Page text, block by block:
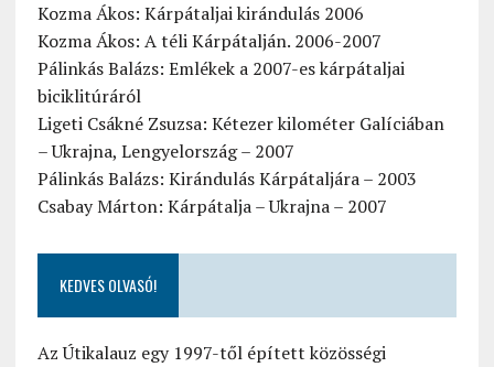
Kozma Ákos: Kárpátaljai kirándulás 2006
Kozma Ákos: A téli Kárpátalján. 2006-2007
Pálinkás Balázs: Emlékek a 2007-es kárpátaljai
biciklitúráról
Ligeti Csákné Zsuzsa: Kétezer kilométer Galíciában
– Ukrajna, Lengyelország – 2007
Pálinkás Balázs: Kirándulás Kárpátaljára – 2003
Csabay Márton: Kárpátalja – Ukrajna – 2007
KEDVES OLVASÓ!
Az Útikalauz egy 1997-től épített közösségi